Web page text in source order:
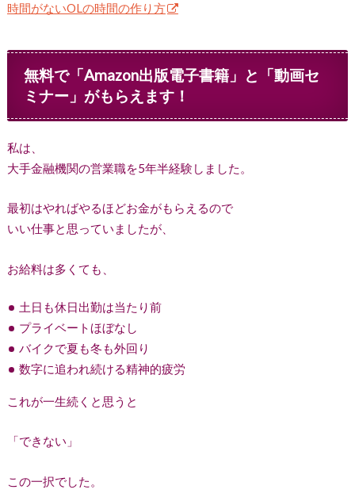
時間がないOLの時間の作り方
無料で「Amazon出版電子書籍」と「動画セ
ミナー」がもらえます！
私は、
大手金融機関の営業職を5年半経験しました。
最初はやればやるほどお金がもらえるので
いい仕事と思っていましたが、
お給料は多くても、
土日も休日出勤は当たり前
プライベートほぼなし
バイクで夏も冬も外回り
数字に追われ続ける精神的疲労
これが一生続くと思うと
「できない」
この一択でした。